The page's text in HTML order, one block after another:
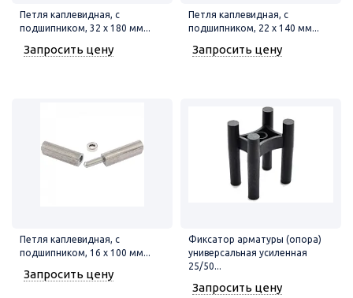
Петля каплевидная, с
подшипником, 32 х 180 мм...
Запросить цену
Петля каплевидная, с
подшипником, 22 х 140 мм...
Запросить цену
Петля каплевидная, с
подшипником, 16 х 100 мм...
Запросить цену
Фиксатор арматуры (опора)
универсальная усиленная
25/50...
Запросить цену